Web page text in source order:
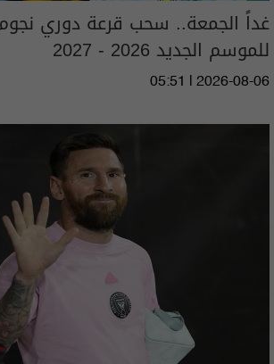
غداً الجمعة.. سحب قرعة دوري
للموسم الجديد 2026 - 2027
05:51 | 2026-08-06